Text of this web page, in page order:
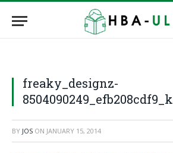
freaky_designz-
8504090249_efb208cdf9_k
BY JOS ON JANUARY 15, 2014